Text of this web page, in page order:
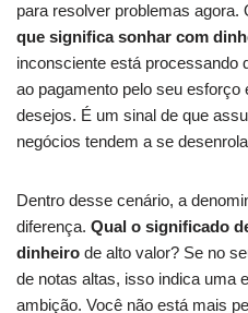
para resolver problemas agora.
que significa sonhar com
inconsciente está processando
ao pagamento pelo seu esforço
desejos. É um sinal de que
negócios tendem a se
Dentro desse cenário, a
diferença. Qual o significado
dinheiro de alto valor? Se no
de notas altas, isso indica uma
ambição. Você não está mais